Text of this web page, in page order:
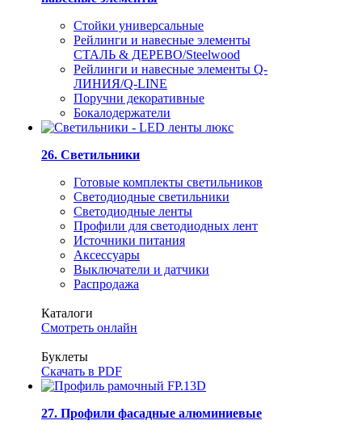
Стойки универсальные
Рейлинги и навесные элементы
СТАЛЬ & ДЕРЕВО/Steelwood
Рейлинги и навесные элементы Q-
ЛИНИЯ/Q-LINE
Поручни декоративные
Бокалодержатели
26. Светильники
Готовые комплекты светильников
Светодиодные светильники
Светодиодные ленты
Профили для светодиодных лент
Источники питания
Аксессуары
Выключатели и датчики
Распродажа
Каталоги
Смотреть онлайн
Буклеты
Скачать в PDF
27. Профили фасадные алюминиевые